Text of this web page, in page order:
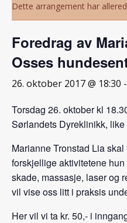
Dette arrangement har
Foredrag av
Osses
26. oktober 2017 @ 18:30 -
Torsdag 26. oktober kl
Sørlandets Dyreklinikk,
Marianne Tronstad Lia
forskjellige aktivitetene
skade, massasje, laser og
vil vise oss litt i praksis
Her vil vi ta kr. 50,- i